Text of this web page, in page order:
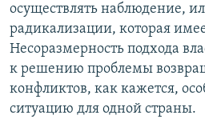
осуществлять наблюдение,
радикализации, которая
Несоразмерность подхода
к решению проблемы
конфликтов, как кажется,
ситуацию для одной страны.